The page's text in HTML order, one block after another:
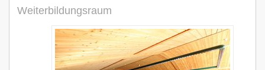
Weiterbildungsraum